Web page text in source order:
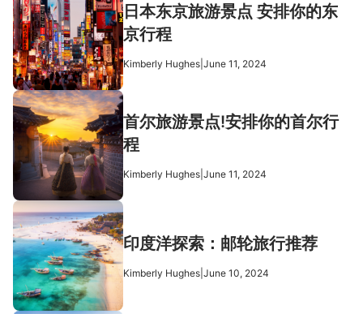
日本东京旅游景点 安排你的东
京行程
Kimberly Hughes June 11, 2024
首尔旅游景点!安排你的首尔行
程
Kimberly Hughes June 11, 2024
印度洋探索：邮轮旅行推荐
Kimberly Hughes June 10, 2024